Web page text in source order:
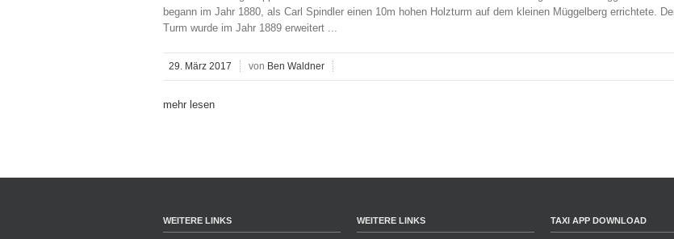
begann im Jahr 1880, als Carl Spindler einen 10m hohen Holzturm auf dem kleinen Müggelberg errichtete.
Turm wurde im Jahr 1889 erweitert ...
29. März 2017 von Ben Waldner
mehr lesen
WEITERE LINKS WEITERE LINKS TAXI APP DOWNLOAD